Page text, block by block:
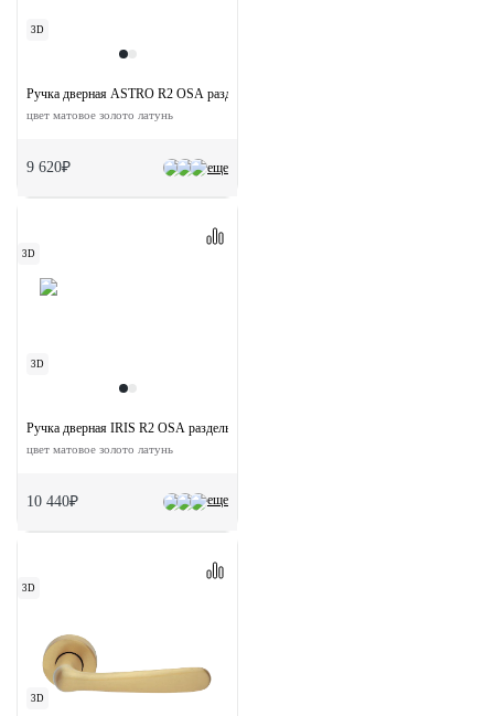
3D
еще
Ручка дверная ASTRO R2 OSA раздельная на круглой розетке
цвет матовое золото латунь
9 620₽
3D
3D
еще
Ручка дверная IRIS R2 OSA раздельная на круглой розетке
цвет матовое золото латунь
10 440₽
3D
3D